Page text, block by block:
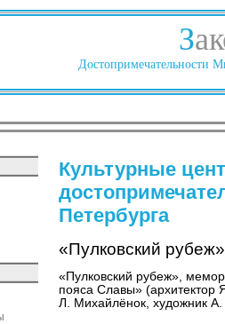
З
Достопримечательности
Культурные
Петербурга
«Пулковский рубеж»
«Пулковский рубеж»,
пояса Славы» (архитектор
Л. Михайлёнок, художник